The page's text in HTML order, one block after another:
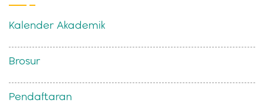
Kalender Akademik
Brosur
Pendaftaran